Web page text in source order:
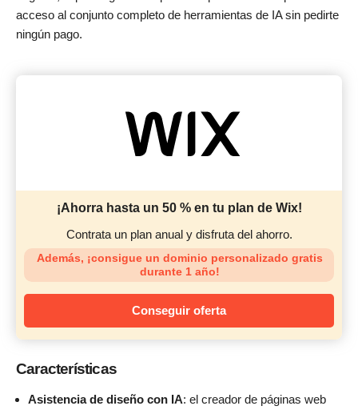
acceso al conjunto completo de herramientas de IA sin pedirte
ningún pago.
¡Ahorra hasta un 50 % en tu plan de Wix!
Contrata un plan anual y disfruta del ahorro.
Además, ¡consigue un dominio personalizado gratis
durante 1 año!
Conseguir oferta
Características
Asistencia de diseño con IA: el creador de páginas web